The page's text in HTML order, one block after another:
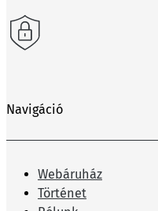
Navigáció
Webáruház
Történet